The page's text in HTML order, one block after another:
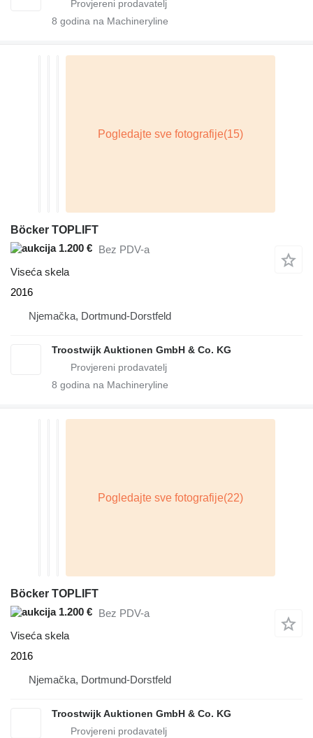
8 godina na Machineryline
Böcker TOPLIFT
1.200 € Bez PDV-a
Viseća skela
2016
Njemačka, Dortmund-Dorstfeld
Troostwijk Auktionen GmbH & Co. KG
8 godina na Machineryline
Böcker TOPLIFT
1.200 € Bez PDV-a
Viseća skela
2016
Njemačka, Dortmund-Dorstfeld
Troostwijk Auktionen GmbH & Co. KG